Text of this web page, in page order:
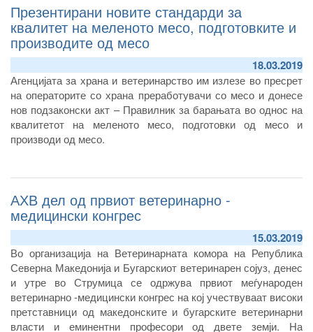
Презентирани новите стандарди за
квалитет на меленото месо, подготовките и
производите од месо
18.03.2019
Агенцијата за храна и ветеринарство им излезе во пресрет
на операторите со храна преработувачи со месо и донесе
нов подзаконски акт – Правилник за барањата во однос на
квалитетот на меленото месо, подготовки од месо и
производи од месо.
АХВ дел од првиот ветеринарно -
медицински конгрес
15.03.2019
Во организација на Ветеринарната комора на Република
Северна Македонија и Бугарскиот ветеринарен сојуз, денес
и утре во Струмица се одржува првиот меѓународен
ветеринарно -медицински конгрес на кој учествуваат високи
претставници од македонските и бугарските ветеринарни
власти и еминентни професори од двете земји. На